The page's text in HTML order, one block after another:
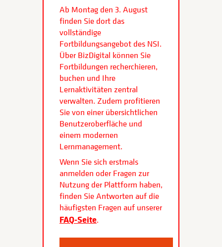
Ab Montag den 3. August
finden Sie dort das
vollständige
Fortbildungsangebot des NSI.
Über BizDigital können Sie
Fortbildungen recherchieren,
buchen und Ihre
Lernaktivitäten zentral
verwalten. Zudem profitieren
Sie von einer übersichtlichen
Benutzeroberfläche und
einem modernen
Lernmanagement.
Wenn Sie sich erstmals
anmelden oder Fragen zur
Nutzung der Plattform haben,
finden Sie Antworten auf die
häufigsten Fragen auf unserer
FAQ-Seite.